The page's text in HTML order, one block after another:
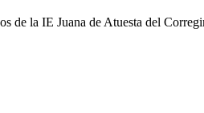
de la IE Juana de Atuesta del